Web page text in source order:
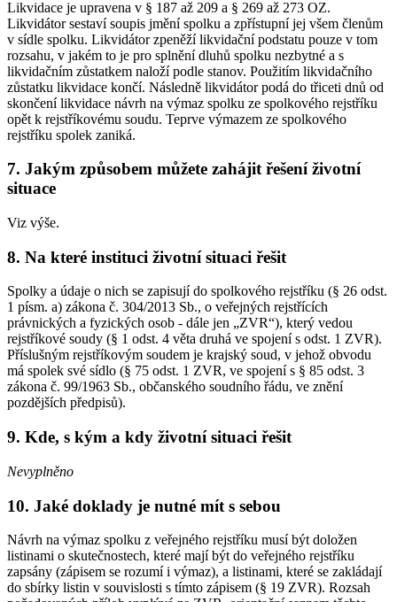
Likvidace je upravena v § 187 až 209 a § 269 až 273 OZ.
Likvidátor sestaví soupis jmění spolku a zpřístupní jej všem členům
v sídle spolku. Likvidátor zpeněží likvidační podstatu pouze v tom
rozsahu, v jakém to je pro splnění dluhů spolku nezbytné a s
likvidačním zůstatkem naloží podle stanov. Použitím likvidačního
zůstatku likvidace končí. Následně likvidátor podá do třiceti dnů od
skončení likvidace návrh na výmaz spolku ze spolkového rejstříku
opět k rejstříkovému soudu. Teprve výmazem ze spolkového
rejstříku spolek zaniká.
7. Jakým způsobem můžete zahájit řešení životní
situace
Viz výše.
8. Na které instituci životní situaci řešit
Spolky a údaje o nich se zapisují do spolkového rejstříku (§ 26 odst.
1 písm. a) zákona č. 304/2013 Sb., o veřejných rejstřících
právnických a fyzických osob - dále jen „ZVR“), který vedou
rejstříkové soudy (§ 1 odst. 4 věta druhá ve spojení s odst. 1 ZVR).
Příslušným rejstříkovým soudem je krajský soud, v jehož obvodu
má spolek své sídlo (§ 75 odst. 1 ZVR, ve spojení s § 85 odst. 3
zákona č. 99/1963 Sb., občanského soudního řádu, ve znění
pozdějších předpisů).
9. Kde, s kým a kdy životní situaci řešit
Nevyplněno
10. Jaké doklady je nutné mít s sebou
Návrh na výmaz spolku z veřejného rejstříku musí být doložen
listinami o skutečnostech, které mají být do veřejného rejstříku
zapsány (zápisem se rozumí i výmaz), a listinami, které se zakládají
do sbírky listin v souvislosti s tímto zápisem (§ 19 ZVR). Rozsah